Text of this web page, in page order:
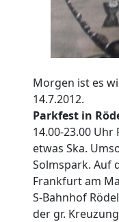
Morgen ist es
14.7.2012.
Parkfest in
14.00-23.00 Uhr
etwas Ska.
Solmspark. Auf
Frankfurt am
S-Bahnhof
der gr.